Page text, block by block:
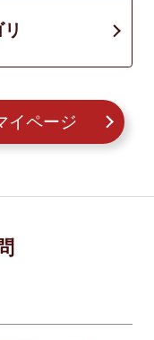
イページ